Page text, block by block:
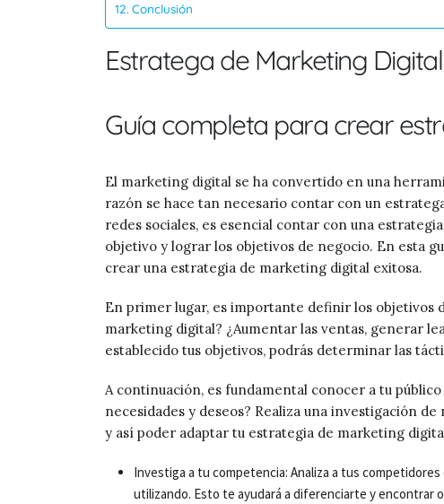
Conclusión
Estratega de Marketing Digital
Guía completa para crear
El marketing digital se ha convertido en una
razón se hace tan necesario contar con un
redes sociales, es esencial contar con una
objetivo y lograr los objetivos de negocio. En esta
crear una estrategia de marketing digital exitosa.
En primer lugar, es importante definir los objetivos
marketing digital? ¿Aumentar las ventas, generar
establecido tus objetivos, podrás determinar las
A continuación, es fundamental conocer a tu
necesidades y deseos? Realiza una investigación
y así poder adaptar tu estrategia de marketing
Investiga a tu competencia: Analiza a tus
utilizando. Esto te ayudará a diferenciarte y encontrar